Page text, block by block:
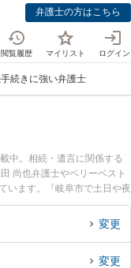
弁護士の方はこちら
閲覧履歴 マイリスト ログイン
続きに強い弁護士
中。相続・遺言に関係する
尚也弁護士やベリーベスト
います。『岐阜市で土日や夜
談無料で相続手続きを法律相
変更
変更